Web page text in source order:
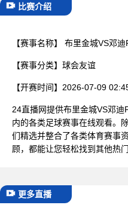
比赛介绍
【赛事名称】 布里金城VS邓
【赛事分类】 球会友谊
【开赛时间】 2026-07-09
24直播网提供布里金城VS邓
内的各类足球赛事在线观看。
们精选并整合了各类体育赛事
顾，都能让您轻松找到其他热
更多直播